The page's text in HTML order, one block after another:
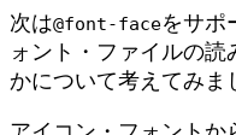
次は@font-faceをサポ
ォント・ファイルの
かについて考えてみま